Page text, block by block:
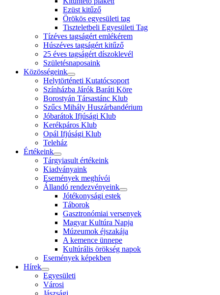
Ezüst kitűző
Örökös egyesületi tag
Tiszteletbeli Egyesületi Tag
Tízéves tagságért emlékérem
Húszéves tagságért kitűző
25 éves tagságért díszoklevél
Születésnaposaink
Közösségeink
Helytörténeti Kutatócsoport
Színházba Járók Baráti Köre
Borostyán Társastánc Klub
Szűcs Mihály Huszárbandérium
Jóbarátok Ifjúsági Klub
Kerékpáros Klub
Opál Ifjúsági Klub
Teleház
Értékeink
Tárgyiasult értékeink
Kiadványaink
Események meghívói
Állandó rendezvényeink
Jótékonysági estek
Táborok
Gasztronómiai versenyek
Magyar Kultúra Napja
Múzeumok éjszakája
A kemence ünnepe
Kultúrális örökség napok
Események képekben
Hírek
Egyesületi
Városi
Jászsági